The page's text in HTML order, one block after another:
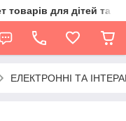
для дітей та їх
ЕЛЕКТРОННІ ТА